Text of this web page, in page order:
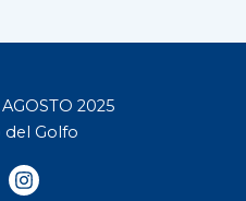
2025
del Golfo